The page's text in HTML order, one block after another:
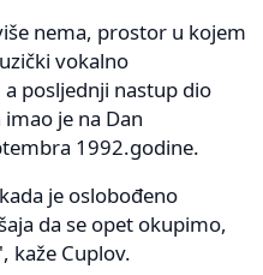
nema, prostor u kojem
vokalno
posljednji nastup dio
je na Dan
1992.godine.
je oslobođeno
da se opet okupimo,
kaže Cuplov.